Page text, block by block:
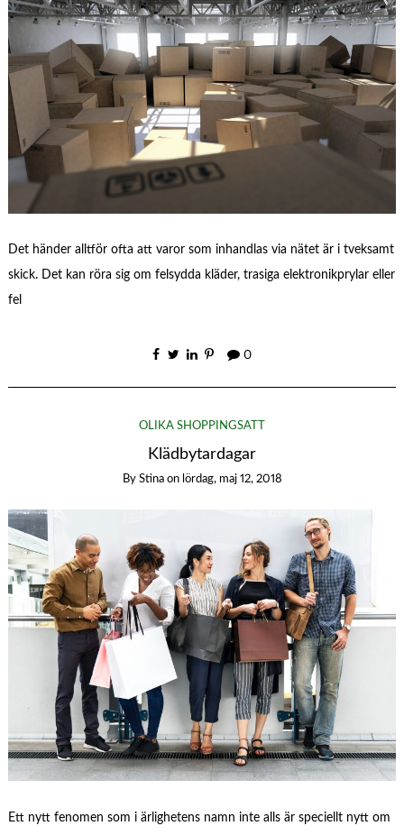
Det händer alltför ofta att varor som inhandlas via nätet är i tveksamt
skick. Det kan röra sig om felsydda kläder, trasiga elektronikprylar eller
fel
0
OLIKA SHOPPINGSÄTT
Klädbytardagar
By Stina on lördag, maj 12, 2018
Ett nytt fenomen som i ärlighetens namn inte alls är speciellt nytt om